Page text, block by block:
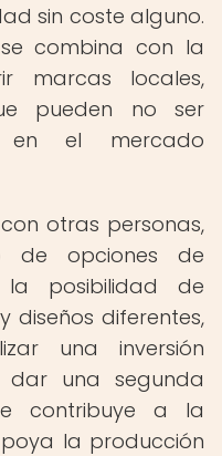
sin coste alguno.
combina con la
marcas locales,
pueden no ser
en el mercado
otras personas,
de opciones de
posibilidad de
diseños diferentes,
una inversión
dar una segunda
contribuye a la
la producción